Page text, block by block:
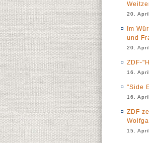
20.
Im
und
20.
ZDF-
16.
"Side
16.
ZDF
15.